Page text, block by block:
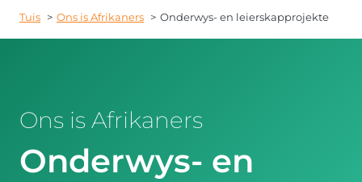
Tuis Ons is Afrikaners Onderwys- en leierskapprojekte
Ons is Afrikaners
Onderwys- en